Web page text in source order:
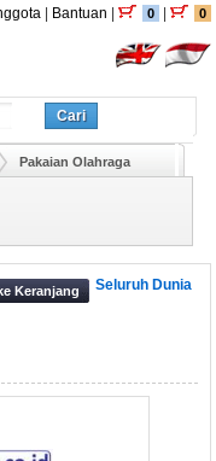
| Bantuan 0 0
Cari
Pakaian Olahraga
Seluruh Dunia
Keranjang